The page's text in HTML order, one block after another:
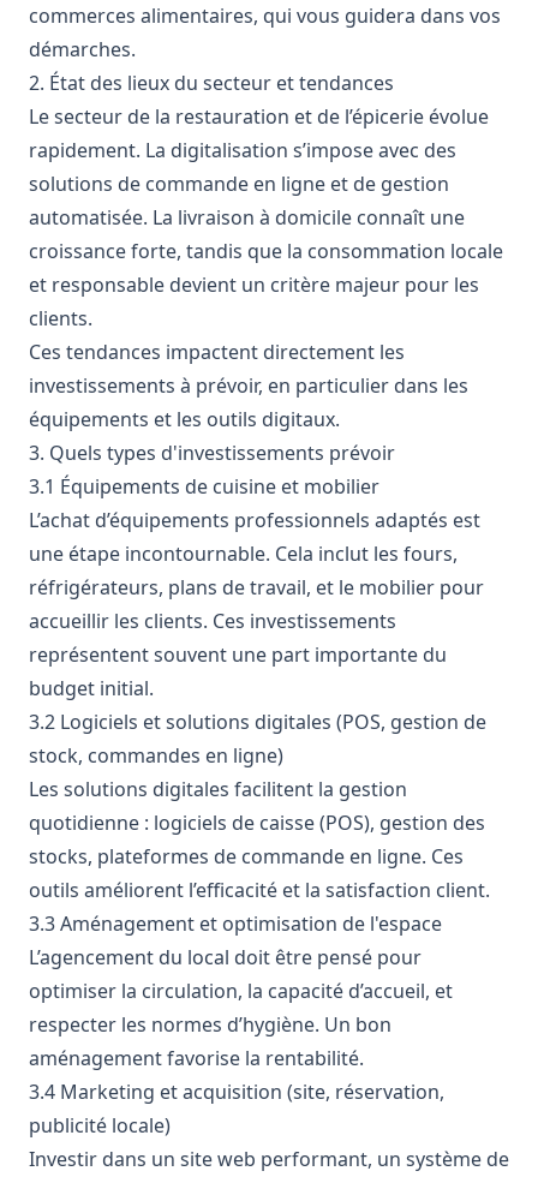
commerces alimentaires, qui vous guidera dans vos
démarches.
2. État des lieux du secteur et tendances
Le secteur de la restauration et de l’épicerie évolue
rapidement. La digitalisation s’impose avec des
solutions de commande en ligne et de gestion
automatisée. La livraison à domicile connaît une
croissance forte, tandis que la consommation locale
et responsable devient un critère majeur pour les
clients.
Ces tendances impactent directement les
investissements à prévoir, en particulier dans les
équipements et les outils digitaux.
3. Quels types d'investissements prévoir
3.1 Équipements de cuisine et mobilier
L’achat d’équipements professionnels adaptés est
une étape incontournable. Cela inclut les fours,
réfrigérateurs, plans de travail, et le mobilier pour
accueillir les clients. Ces investissements
représentent souvent une part importante du
budget initial.
3.2 Logiciels et solutions digitales (POS, gestion de
stock, commandes en ligne)
Les solutions digitales facilitent la gestion
quotidienne : logiciels de caisse (POS), gestion des
stocks, plateformes de commande en ligne. Ces
outils améliorent l’efficacité et la satisfaction client.
3.3 Aménagement et optimisation de l'espace
L’agencement du local doit être pensé pour
optimiser la circulation, la capacité d’accueil, et
respecter les normes d’hygiène. Un bon
aménagement favorise la rentabilité.
3.4 Marketing et acquisition (site, réservation,
publicité locale)
Investir dans un site web performant, un système de